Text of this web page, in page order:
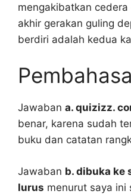
mengakibatkan
akhir gerakan guling
berdiri adalah kedua
Jawaban a. quizizz.
benar, karena sudah
buku dan catatan
Jawaban b. dibuka ke
lurus menurut saya ini